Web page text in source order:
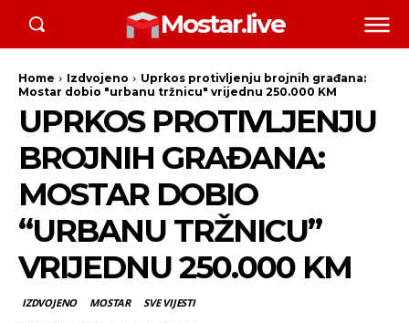
Mostar.live
Home Izdvojeno
Uprkos protivljenju brojnih građana:
Mostar dobio "urbanu tržnicu" vrijednu 250.000 KM
UPRKOS PROTIVLJENJU
BROJNIH GRAĐANA:
MOSTAR DOBIO
“URBANU TRŽNICU”
VRIJEDNU 250.000 KM
IZDVOJENO MOSTAR SVE VIJESTI